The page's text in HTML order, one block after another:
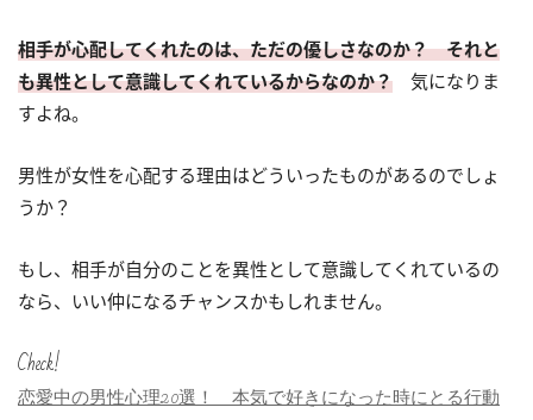
相手が心配してくれたのは、ただの優しさなのか？ それと
も異性として意識してくれているからなのか？ 気になりま
すよね。
男性が女性を心配する理由はどういったものがあるのでしょ
うか？
もし、相手が自分のことを異性として意識してくれているの
なら、いい仲になるチャンスかもしれません。
Check!
恋愛中の男性心理20選！ 本気で好きになった時にとる行動